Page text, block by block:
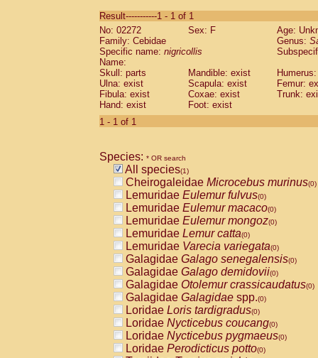
CebidaeSaguinus labiatus(0)
Cebidae Saguinus leucopus (0)
Cebidae
CebidaeSaguinus mystax
Cebidae Saguinus nigricollis (1)
Cebidae Saguinus oedipus
Cebidae Saguinus weddelli
Cebidae Saguinusspp.
Cebidae
CebidaeCebus capucinus
CebidaeCebus nigrivittatus
CebidaeCebus spp.(0)
CebidaeSaimiri boliviensis(0)
CebidaeSaimiri sciureus(0)
AtelidaeAlouatta caraya(0)
AtelidaeAlouatta fusca(0)
AtelidaeAlouatta seniculus(0)
AtelidaeAlouattaspp.(0)
AtelidaeAteles belzebuth(0)
AtelidaeAteles geoffroyi(0)
AtelidaeAteles paniscus(0)
AtelidaeAtelesspp.(0)
AtelidaeLagothrix lagothricha(0)
AtelidaeLagothrix lagothricha cana
PitheciidaeCacajao calvus
Result-----------1 - 1 of 1
No: 02272
Sex: F
Age:
Family: Cebidae
Genus:
Specific name: nigricollis
Name:
Skull: parts
Mandible: exist
Ulna: exist
Scapula: exist
Femur:
Fibula: exist
Coxae: exist
Trunk:
Hand: exist
Foot: exist
1 - 1 of 1
Species: * OR search
All species(1)
Cheirogaleidae Microcebus murinus(0)
Lemuridae Eulemur fulvus(0)
Lemuridae Eulemur macaco(0)
Lemuridae Eulemur mongoz(0)
Lemuridae Lemur catta(0)
Lemuridae Varecia variegata(0)
Galagidae Galago senegalensis(0)
Galagidae Galago demidovii(0)
Galagidae Otolemur crassicaudatus(0)
Galagidae Galagidae spp.(0)
Loridae Loris tardigradus(0)
Loridae Nycticebus coucang(0)
Loridae Nycticebus pygmaeus(0)
Loridae Perodicticus potto(0)